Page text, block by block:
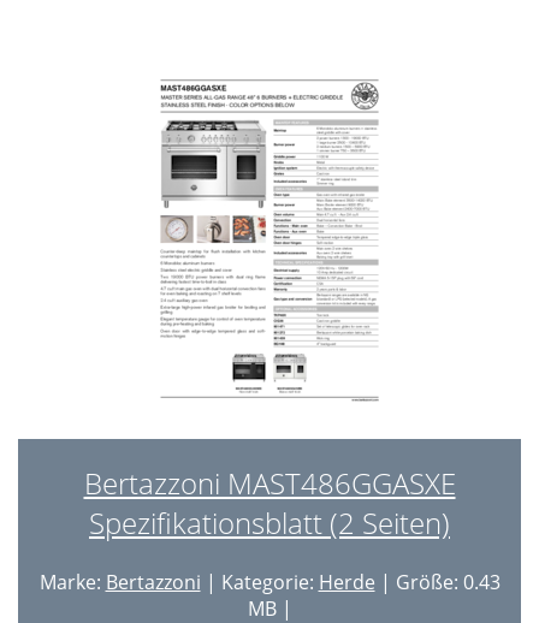
Bertazzoni MAST486GGASXE
Spezifikationsblatt (2 Seiten)
Marke: Bertazzoni | Kategorie: Herde | Größe: 0.43
MB |